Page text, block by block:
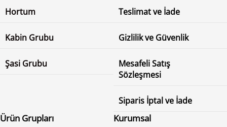
Hortum
Kabin Grubu
Şasi Grubu
Teslimat ve İade
Gizlilik ve Güvenlik
Mesafeli Satış
Sözleşmesi
Siparis İptal ve İade
Ürün Grupları Kurumsal